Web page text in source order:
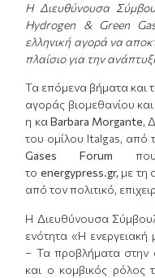
Η Διευθύνουσα
Hydrogen & Green
ελληνική αγορά να
πλαίσιο για την
Τα επόμενα βήματα και
αγοράς βιομεθανίου
η κα Barbara Morgante,
του ομίλου Italgas, από
Gases Forum που
το energypress.gr, με τη
από τον πολιτικό,
Η Διευθύνουσα
ενότητα «Η
– Τα προβλήματα
και ο κομβικός ρόλος